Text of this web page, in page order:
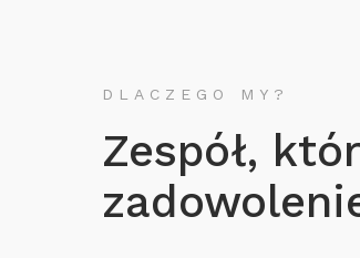
DLACZEGO MY?
Zespół,